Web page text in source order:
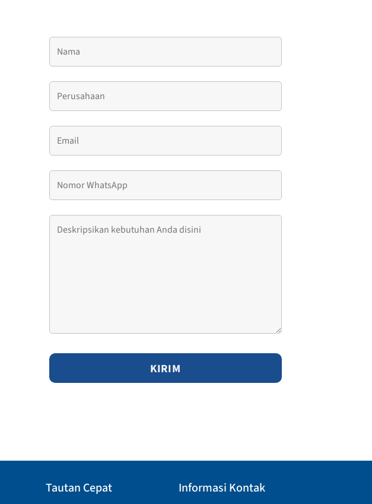
Tautan Cepat Informasi Kontak